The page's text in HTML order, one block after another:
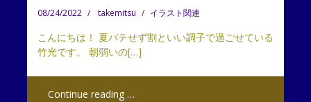
08/24/2022 takemitsu イラスト関連
こんにちは！ 夏バテせず割といい調子で過ごせている
竹光です。 朝弱いの[…]
Continue reading …